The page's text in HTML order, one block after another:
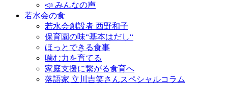
📣 みんなの声
若水会の食
若水会創設者 西野和子
保育園の味“基本はだし“
ほっとできる食事
噛む力を育てる
家庭支援に繋がる食育へ
落語家 立川吉笑さんスペシャルコラム